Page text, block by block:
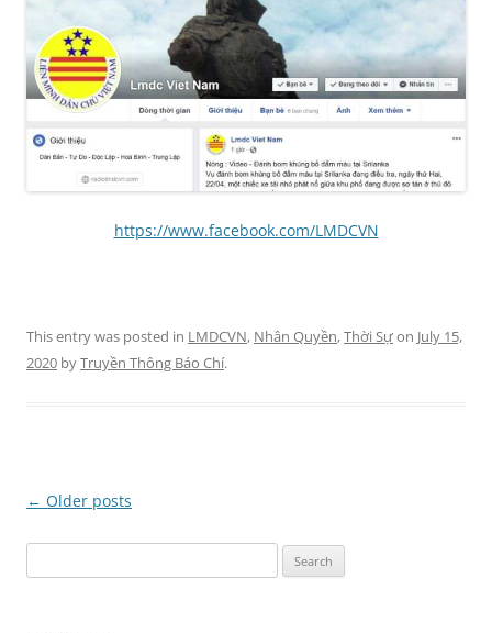
https://www.facebook.com/LMDCVN
This entry was posted in LMDCVN, Nhân Quyền,Thời Sựon July 15,
2020 byTruyền Thông Báo Chí.
Post
← Older posts
for: